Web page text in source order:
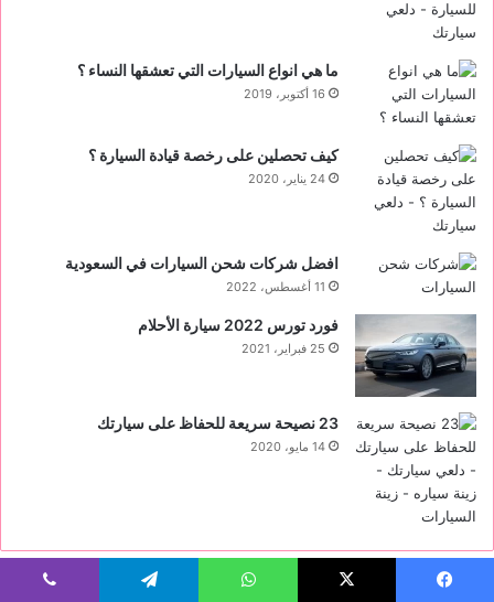
ما هي انواع السيارات التي تعشقها النساء ؟
16 أكتوبر، 2019
كيف تحصلين على رخصة قيادة السيارة ؟
24 يناير، 2020
افضل شركات شحن السيارات في السعودية
11 أغسطس، 2022
فورد تورس 2022 ‏سيارة الأحلام
25 فبراير، 2021
23 نصيحة سريعة للحفاظ على سيارتك
14 مايو، 2020